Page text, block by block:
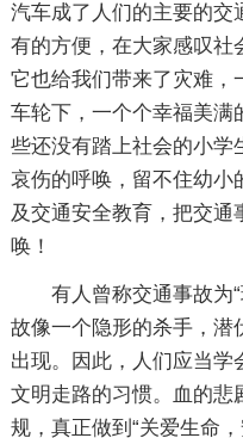
汽车成了人们的主要的交
有的方便，在大家感叹社
它也给我们带来了灾难，
车轮下，一个个幸福美满
些还没有踏上社会的小学
哀伤的呼唤，留不住幼小
及交通安全教育，把交通
唤！
有人曾称交通事故为
故像一个隐形的杀手，潜
出现。因此，人们应当学
文明走路的习惯。血的悲
规，真正做到“关爱生命